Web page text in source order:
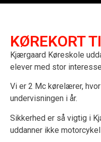
KØREKORT
Kjærgaard Køreskole
elever med stor
Vi er 2 Mc kørelærer,
undervisningen i år.
Sikkerhed er så vigtig i
uddanner ikke